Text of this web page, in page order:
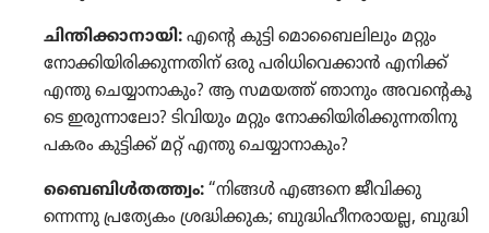
ചിന്തി​ക്കാ​നാ​യി: എന്റെ കുട്ടി മൊ​ബൈ​ലി​ലും മറ്റും
നോക്കി​യി​രി​ക്കു​ന്ന​തിന്‌ ഒരു പരിധി​വെ​ക്കാൻ എനിക്ക്‌
എന്തു ചെയ്യാ​നാ​കും? ആ സമയത്ത്‌ ഞാനും അവന്റെ​കൂ​
ടെ ഇരുന്നാ​ലോ? ടിവി​യും മറ്റും നോക്കി​യി​രി​ക്കു​ന്ന​തി​നു
പകരം കുട്ടിക്ക്‌ മറ്റ്‌ എന്തു ചെയ്യാ​നാ​കും?
ബൈബിൾത​ത്ത്വം: “നിങ്ങൾ എങ്ങനെ ജീവി​ക്കു​
ന്നെന്നു പ്രത്യേ​കം ശ്രദ്ധി​ക്കുക; ബുദ്ധി​ഹീ​ന​രാ​യല്ല, ബുദ്ധി​